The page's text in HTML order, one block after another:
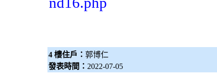
4 樓住戶： 郭博仁
發表時間： 2022-07-05